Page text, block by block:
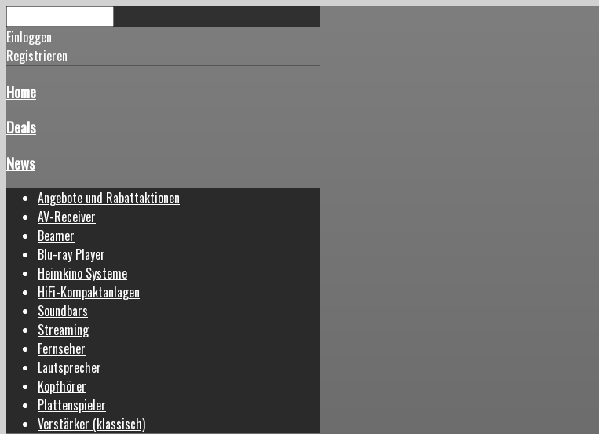
Einloggen
Registrieren
Home
Deals
News
Angebote und Rabattaktionen
AV-Receiver
Beamer
Blu-ray Player
Heimkino Systeme
HiFi-Kompaktanlagen
Soundbars
Streaming
Fernseher
Lautsprecher
Kopfhörer
Plattenspieler
Verstärker (klassisch)